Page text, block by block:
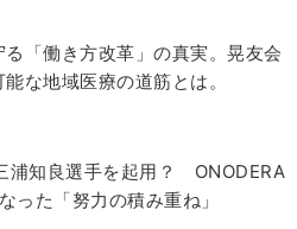
「働き方改革」の真実。晃友会
な地域医療の道筋とは。
浦知良選手を起用？ ONODERA
った「努力の積み重ね」